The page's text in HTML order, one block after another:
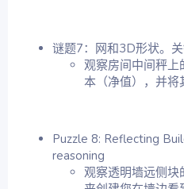
谜题7：网和3D形状。
观察房间中间秤上
本（净值），并将
Puzzle 8: Reflecting
reasoning
观察透明墙远侧块